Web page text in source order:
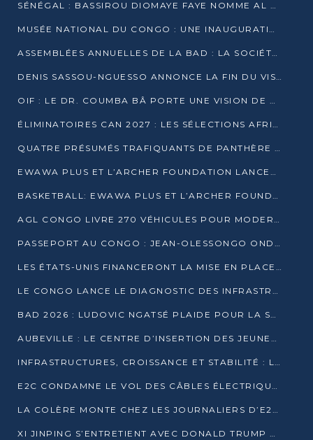
SÉNÉGAL : BASSIROU DIOMAYE FAYE NOMME AL AMINOU LÔ PREMIER MINISTRE
MUSÉE NATIONAL DU CONGO : UNE INAUGURATION PORTEUSE D’ESPOIR POUR LA CULTURE
ASSEMBLÉES ANNUELLES DE LA BAD : LA SOCIÉTÉ CIVILE CONGOLAISE À LA RECHERCHE DE PARTENAIRES POUR SES PROJETS
DENIS SASSOU-NGUESSO ANNONCE LA FIN DU VISA POUR LES AFRICAINS EN 2027
OIF : LE DR. COUMBA BÂ PORTE UNE VISION DE DIALOGUE, DE STABILITÉ ET DE RÉFORME À LA TÊTE
ÉLIMINATOIRES CAN 2027 : LES SÉLECTIONS AFRICAINES CONNAISSENT LEURS ADVERSAIRES
QUATRE PRÉSUMÉS TRAFIQUANTS DE PANTHÈRE ARRÊTÉS À EWO
EWAWA PLUS ET L’ARCHER FOUNDATION LANCENT UN CAMP DE BASKET POUR LES JEUNES À BRAZZAVILLE
BASKETBALL: EWAWA PLUS ET L’ARCHER FOUNDATION LANCENT UN CAMP POUR LES JEUNES
AGL CONGO LIVRE 270 VÉHICULES POUR MODERNISER LE TRANSPORT URBAIN
PASSEPORT AU CONGO : JEAN-OLESSONGO ONDAYE VEUT METTRE FIN AUX LENTEURS ADMINISTRATIVES
LES ÉTATS-UNIS FINANCERONT LA MISE EN PLACE DE JUSQU’À 50 CLINIQUES DE LUTTE CONTRE L’EBOLA
LE CONGO LANCE LE DIAGNOSTIC DES INFRASTRUCTURES SPORTIVES DU COMPLEXE DE KINTÉLÉ
BAD 2026 : LUDOVIC NGATSÉ PLAIDE POUR LA SOUVERAINETÉ FINANCIÈRE AFRICAINE
AUBEVILLE : LE CENTRE D’INSERTION DES JEUNES PRÊT À OUVRIR SES PORTES
INFRASTRUCTURES, CROISSANCE ET STABILITÉ : LA GUINÉE AFFÛTE SES AMBITIONS
E2C CONDAMNE LE VOL DES CÂBLES ÉLECTRIQUES APRÈS UNE VIDÉO VIRALE
LA COLÈRE MONTE CHEZ LES JOURNALIERS D’E2C QUI DÉNONCENT 20 ANS DE PRÉCARITÉ
XI JINPING S’ENTRETIENT AVEC DONALD TRUMP À BEIJING